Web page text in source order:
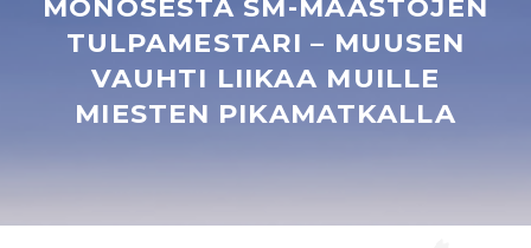
MONOSESTA SM-MAASTOJEN
TULPAMESTARI – MUUSEN
VAUHTI LIIKAA MUILLE
MIESTEN PIKAMATKALLA